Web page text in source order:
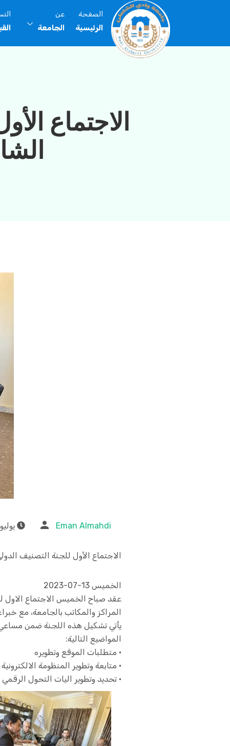
الصفحة
الرئيسية
عن
الجامعة
الاجتماع
Eman Almahdi يوليو 14, 2023
الاجتماع الأول للجنة التصنيف
الخميس 13-07-2023
عقد صباح الخميس الاجتماع الاول
المراكز والمكاتب بالجامعة، مع
يأتي تشكيل هذه اللجنة ضمن
المواضيع التالية:
• متطلبات الموقع وتطويره
• متابعة وتطوير المنظومة
• تحديد وتطوير اليات التحول